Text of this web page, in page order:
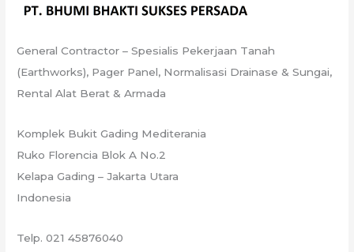
General Contractor – Spesialis Pekerjaan Tanah
(Earthworks), Pager Panel, Normalisasi Drainase & Sungai,
Rental Alat Berat & Armada
Komplek Bukit Gading Mediterania
Ruko Florencia Blok A No.2
Kelapa Gading – Jakarta Utara
Indonesia
Telp. 021 45876040